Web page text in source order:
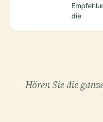
die
Hören Sie die